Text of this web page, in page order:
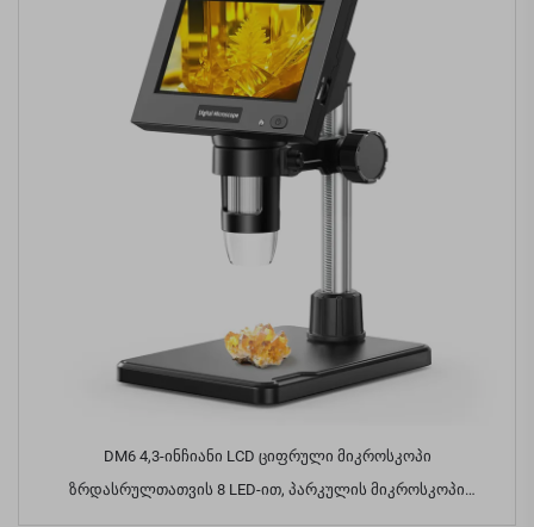
DM6 4,3-ინჩიანი LCD ციფრული მიკროსკოპი
ზრდასრულთათვის 8 LED-ით, პარკულის მიკროსკოპი